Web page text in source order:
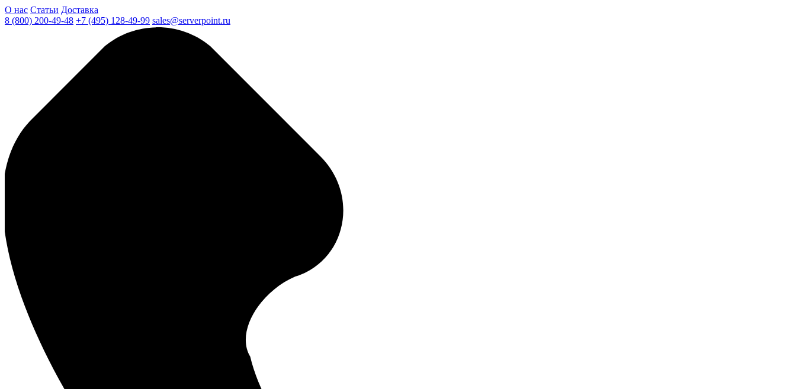
О нас Статьи Доставка
8 (800) 200-49-48 +7 (495) 128-49-99 sales@serverpoint.ru